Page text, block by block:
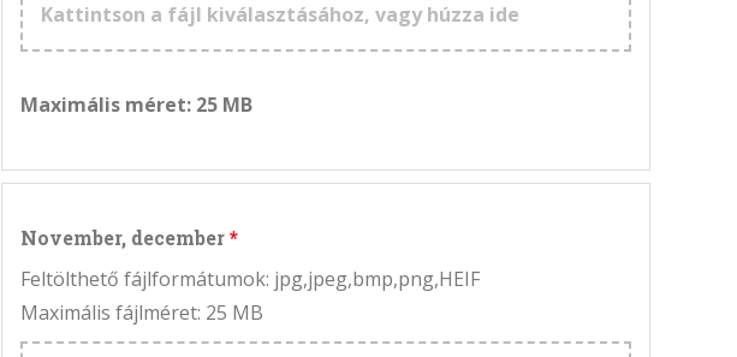
Kattintson a fájl kiválasztásához, vagy húzza ide
Maximális méret: 25 MB
November, december
Feltölthető fájlformátumok: jpg,jpeg,bmp,png,HEIF
Maximális fájlméret: 25 MB